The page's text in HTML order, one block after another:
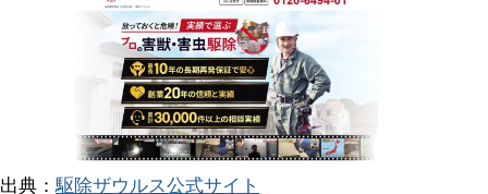
出典：駆除ザウルス公式サイト